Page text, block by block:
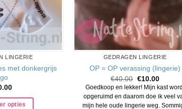
LINGERIE
met donkergrijs
opties
GEDRAGEN LINGERIE
OP = OP verassing (lingerie)
€40.00 Oorspronkelijke
prijs
was:
€40.00.
€10.00Huidige
prijs
is:
Goedkoop en lekker! Mijn kast
opgeruimd en daarom doe ik veel
mijn hele oude lingerie weg.